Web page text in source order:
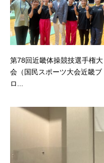
第78回近畿体操競技選手権大
会（国民スポーツ大会近畿ブ
ロ...